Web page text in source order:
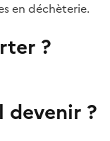
en déchèterie.
?
devenir ?